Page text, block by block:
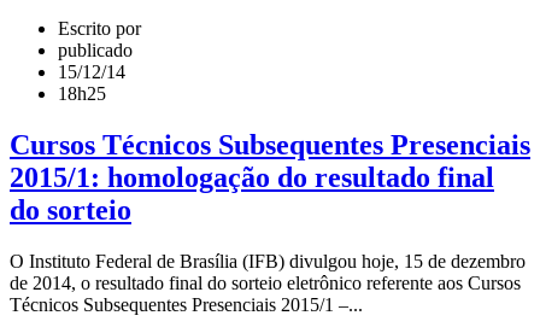
Escrito por
publicado
15/12/14
18h25
Cursos Técnicos Subsequentes Presenciais
2015/1: homologação do resultado final
do sorteio
O Instituto Federal de Brasília (IFB) divulgou hoje, 15 de dezembro
de 2014, o resultado final do sorteio eletrônico referente aos Cursos
Técnicos Subsequentes Presenciais 2015/1 –...